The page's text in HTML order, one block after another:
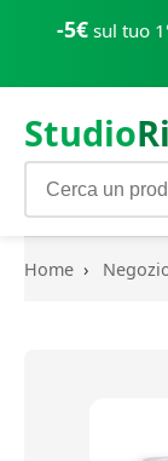
-5€sul tuo
Studio
Home ›